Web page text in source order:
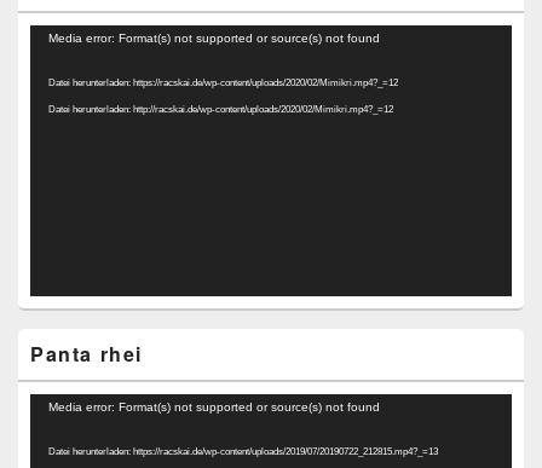
Video-
Media error: Format(s) not supported or source(s) not found
Datei herunterladen: https://racskai.de/wp-content/uploads/2020/02/Mimikri.mp4?_=12
Datei herunterladen: http://racskai.de/wp-content/uploads/2020/02/Mimikri.mp4?_=12
Panta rhei
Video-
Media error: Format(s) not supported or source(s) not found
Datei herunterladen: https://racskai.de/wp-content/uploads/2019/07/20190722_212815.mp4?_=13